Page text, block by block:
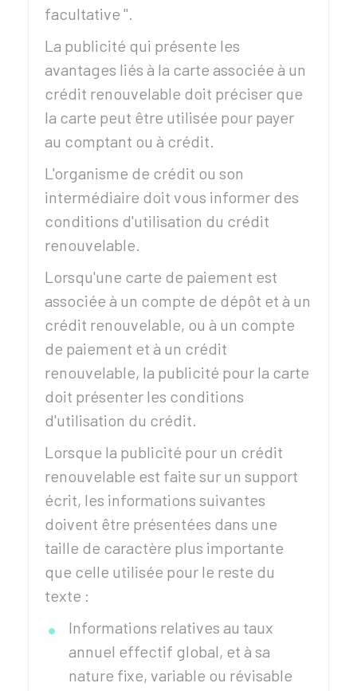
facultative ".
La publicité qui présente les
avantages liés à la carte associée à un
crédit renouvelable doit préciser que
la carte peut être utilisée pour payer
au comptant ou à crédit.
L'organisme de crédit ou son
intermédiaire doit vous informer des
conditions d'utilisation du crédit
renouvelable.
Lorsqu'une carte de paiement est
associée à un compte de dépôt et à un
crédit renouvelable, ou à un compte
de paiement et à un crédit
renouvelable, la publicité pour la carte
doit présenter les conditions
d'utilisation du crédit.
Lorsque la publicité pour un crédit
renouvelable est faite sur un support
écrit, les informations suivantes
doivent être présentées dans une
taille de caractère plus importante
que celle utilisée pour le reste du
texte :
Informations relatives au taux
annuel effectif global, et à sa
nature fixe, variable ou révisable